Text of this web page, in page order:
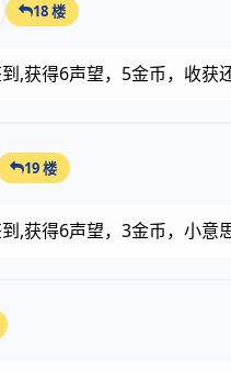
18 楼
,获得6声望，5金币，收获
19 楼
,获得6声望，3金币，小意